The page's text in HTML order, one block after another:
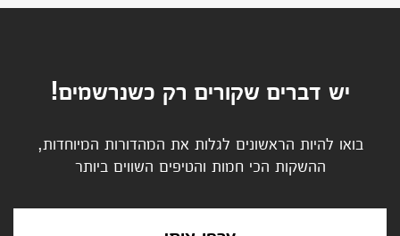
יש דברים שקורים רק כשנרשמים!
בואו להיות הראשונים לגלות את המהדורות המיוחדות,
ההשקות הכי חמות והטיפים השווים ביותר